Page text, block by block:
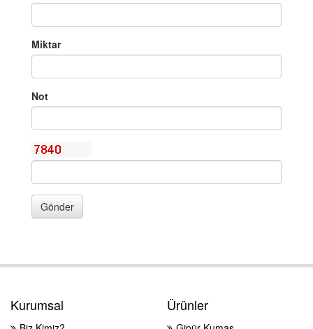
Miktar
Not
Gönder
Kurumsal Ürünler